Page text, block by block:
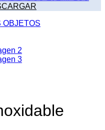
OBJETOS